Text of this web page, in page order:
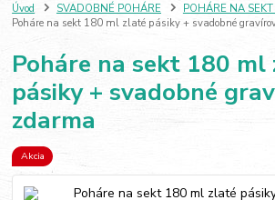
Úvod SVADOBNÉ POHÁRE
POHÁRE NA
Poháre na sekt 180 ml zlaté pásiky + svadobné
Poháre na sekt 180 ml
pásiky + svadobné
zdarma
Akcia